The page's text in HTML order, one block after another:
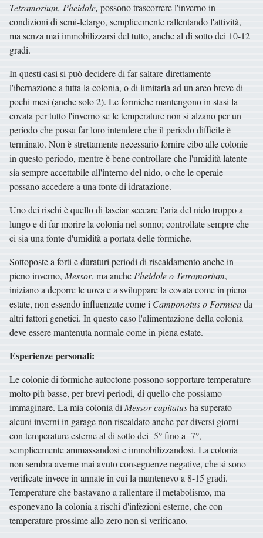
Tetramorium, Pheidole, possono trascorrere l'inverno in
condizioni di semi-letargo, semplicemente rallentando l'attività,
ma senza mai immobilizzarsi del tutto, anche al di sotto dei 10-12
gradi.
In questi casi si può decidere di far saltare direttamente
l'ibernazione a tutta la colonia, o di limitarla ad un arco breve di
pochi mesi (anche solo 2). Le formiche mantengono in stasi la
covata per tutto l'inverno se le temperature non si alzano per un
periodo che possa far loro intendere che il periodo difficile è
terminato. Non è strettamente necessario fornire cibo alle colonie
in questo periodo, mentre è bene controllare che l'umidità latente
sia sempre accettabile all'interno del nido, o che le operaie
possano accedere a una fonte di idratazione.
Uno dei rischi è quello di lasciar seccare l'aria del nido troppo a
lungo e di far morire la colonia nel sonno; controllate sempre che
ci sia una fonte d'umidità a portata delle formiche.
Sottoposte a forti e duraturi periodi di riscaldamento anche in
pieno inverno, Messor, ma anche Pheidole o Tetramorium,
iniziano a deporre le uova e a sviluppare la covata come in piena
estate, non essendo influenzate come i Camponotus o Formicada
altri fattori genetici. In questo caso l'alimentazione della colonia
deve essere mantenuta normale come in piena estate.
Esperienze personali:
Le colonie di formiche autoctone possono sopportare temperature
molto più basse, per brevi periodi, di quello che possiamo
immaginare. La mia colonia di Messor capitatusha superato
alcuni inverni in garage non riscaldato anche per diversi giorni
con temperature esterne al di sotto dei -5° fino a -7°,
semplicemente ammassandosi e immobilizzandosi. La colonia
non sembra averne mai avuto conseguenze negative, che si sono
verificate invece in annate in cui la mantenevo a 8-15 gradi.
Temperature che bastavano a rallentare il metabolismo, ma
esponevano la colonia a rischi d'infezioni esterne, che con
temperature prossime allo zero non si verificano.